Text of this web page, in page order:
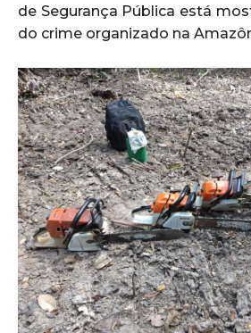
de Segurança Pública está
do crime organizado na